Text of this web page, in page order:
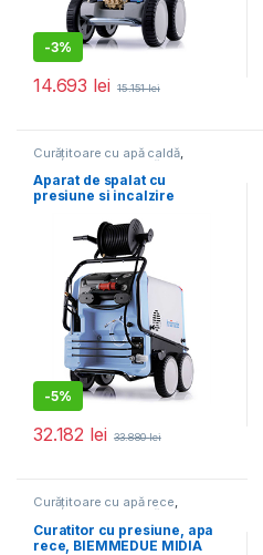
-3%
14.693 lei 15.151lei
Curățitoare cu apă caldă,
Echipamente de curățat
Aparat de spalat cu
presiune si incalzire
-5%
32.182 lei 33.880lei
Curățitoare cu apă rece,
Echipamente de curățat
Curatitor cu presiune, apa
rece, BIEMMEDUE MIDIA